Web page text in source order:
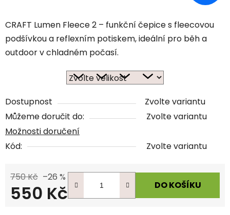
CRAFT Lumen Fleece 2 – funkční čepice s fleecovou
podšívkou a reflexním potiskem, ideální pro běh a
outdoor v chladném počasí.
Dostupnost
Zvolte variantu
Můžeme doručit do:
Zvolte variantu
Možnosti doručení
Kód:
Zvolte variantu
750 Kč –26 %
550 Kč DO KOŠÍKU